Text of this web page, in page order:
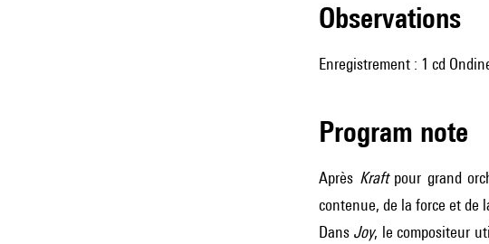
observations
Enregistrement : 1 cd
Program note
Après Kraftpour grand
contenue, de la force et de
Dans Joy, le compositeur